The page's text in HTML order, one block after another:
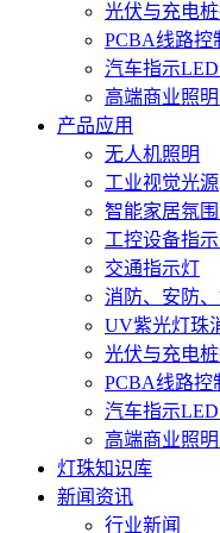
光伏与充电
PCBA线路控
汽车指示
高端商业照
产品应用
无人机照明
工业视觉光源
智能家居氛
工控设备指
交通指示灯
消防、安防
UV紫光灯珠
光伏与充电
PCBA线路控
汽车指示
高端商业照
灯珠知识库
新闻资讯
行业新闻